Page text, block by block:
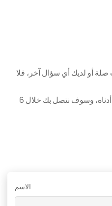
أو لديك أي سؤال آخر، فلا
يمكنك أيضًا إرسال رسالة إلينا أدناه، وسوف نتصل بك خلال 6
الاسم